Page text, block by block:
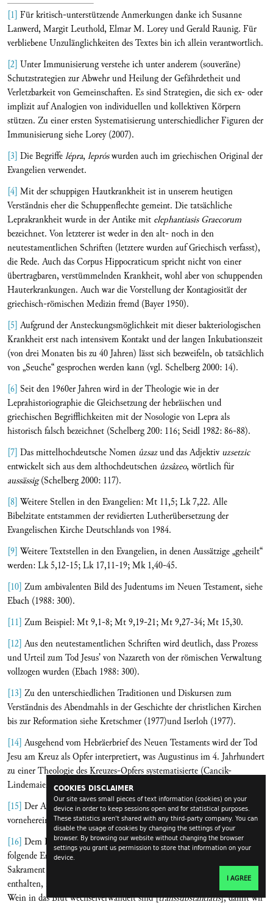
COOKIES DISCLAIMER
Our site saves small pieces of text information (cookies) on your
device in order to keep sessions open and for statistical purposes.
These statistics aren't shared with any third-party company. You can
disable the usage of cookies by changing the settings of your
browser. By browsing our website without changing the browser
settings you grant us permission to store that information on your
device.
I AGREE
[1] Für kritisch-unterstützende Anmerkungen danke ich Susanne
Lanwerd, Margit Leuthold, Elmar M. Lorey und Gerald Raunig. Für
verbliebene Unzulänglichkeiten des Textes bin ich allein verantwortlich.
[2] Unter Immunisierung verstehe ich unter anderem (souveräne)
Schutzstrategien zur Abwehr und Heilung der Gefährdetheit und
Verletzbarkeit von Gemeinschaften. Es sind Strategien, die sich ex- oder
implizit auf Analogien von individuellen und kollektiven Körpern
stützen. Zu einer ersten Systematisierung unterschiedlicher Figuren der
Immunisierung siehe Lorey (2007).
[3] Die Begriffelépra, lepróswurden auch im griechischen Original der
Evangelien verwendet.
[4] Mit der schuppigen Hautkrankheit ist in unserem heutigen
Verständnis eher die Schuppenflechte gemeint. Die tatsächliche
Leprakrankheit wurde in der Antike mit elephantiasis Graecorum
bezeichnet. Von letzterer ist weder in den alt- noch in den
neutestamentlichen Schriften (letztere wurden auf Griechisch verfasst),
die Rede. Auch das Corpus Hippocraticum spricht nicht von einer
übertragbaren, verstümmelnden Krankheit, wohl aber von schuppenden
Hauterkrankungen. Auch war die Vorstellung der Kontagiosität der
griechisch-römischen Medizin fremd (Bayer 1950).
[5] Aufgrund der Ansteckungsmöglichkeit mit dieser bakteriologischen
Krankheit erst nach intensivem Kontakt und der langen Inkubationszeit
(von drei Monaten bis zu 40 Jahren) lässt sich bezweifeln, ob tatsächlich
von „Seuche“ gesprochen werden kann (vgl. Schelberg 2000: 14).
[6] Seit den 1960er Jahren wird in der Theologie wie in der
Leprahistoriographie die Gleichsetzung der hebräischen und
griechischen Begrifflichkeiten mit der Nosologie von Lepra als
historisch falsch bezeichnet (Schelberg 200: 116; Seidl 1982: 86-88).
[7] Das mittelhochdeutsche Nomen ûzsazund das Adjektivuzsetzic
entwickelt sich aus dem althochdeutschen ûzsâzeo, wörtlich für
aussässig(Schelberg 2000: 117).
[8] Weitere Stellen in den Evangelien: Mt 11,5; Lk 7,22. Alle
Bibelzitate entstammen der revidierten Lutherübersetzung der
Evangelischen Kirche Deutschlands von 1984.
[9] Weitere Textstellen in den Evangelien, in denen Aussätzige „geheilt“
werden: Lk 5,12-15; Lk 17,11-19; Mk 1,40-45.
[10] Zum ambivalenten Bild des Judentums im Neuen Testament, siehe
Ebach (1988: 300).
[11] Zum Beispiel: Mt 9,1-8; Mt 9,19-21; Mt 9,27-34; Mt 15,30.
[12] Aus den neutestamentlichen Schriften wird deutlich, dass Prozess
und Urteil zum Tod Jesus’ von Nazareth von der römischen Verwaltung
vollzogen wurden (Ebach 1988: 300).
[13] Zu den unterschiedlichen Traditionen und Diskursen zum
Verständnis des Abendmahls in der Geschichte der christlichen Kirchen
bis zur Reformation siehe Kretschmer (1977)und Iserloh (1977).
[14] Ausgehend vom Hebräerbrief des Neuen Testaments wird der Tod
Jesu am Kreuz als Opfer interpretiert, was Augustinus im 4. Jahrhundert
zu einer Theologie des Kreuzes-Opfers systematisierte (Cancik-
Lindemaier 1990: 351).
[15] Der Ausschluss geschieht über Exkommunikation oder von
vorneherein wegen anderer (religiöser) Vorstellungen.
[16] Dem Dekret zur Transsubstantiation wurde auf dem Konzil
folgende Erklärung beigelegt: „Sein Leib und sein Blut sind im
Sakrament des Altars unter den Gestalten von Brot und Wein wahrhaft
enthalten, nachdem durch Gottes Macht das Brot in den Leib und der
Wein in das Blut wechselverwandelt sind [transsubstantiatis], damit wir